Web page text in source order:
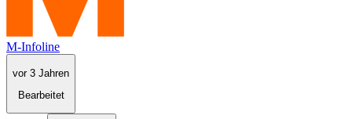
M-Infoline
vor 3 Jahren
Bearbeitet